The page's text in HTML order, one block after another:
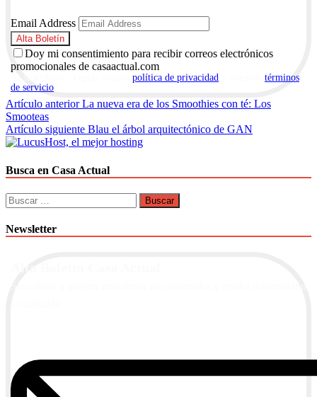
Email Address
Doy mi consentimiento para recibir correos electrónicos
promocionales de casaactual.com
política de privacidad
términos
de servicio
Navegación
de
entradas
Artículo anterior La nueva era de los Smoothies con té: Los
Smooteas
Artículo siguiente Blau el árbol arquitectónico de GAN
Busca en Casa Actual
Buscar:
Newsletter